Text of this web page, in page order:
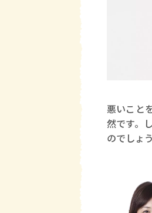
悪いこと
然です。
のでしょ